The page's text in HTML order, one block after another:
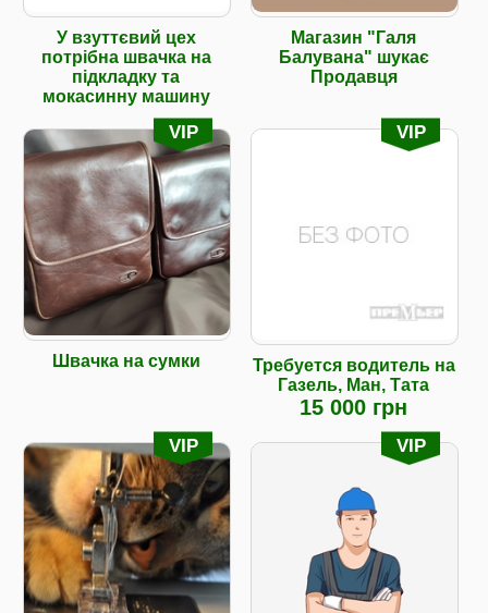
У взуттєвий цех
потрібна швачка на
підкладку та
мокасинну машину
Магазин "Галя
Балувана" шукає
Продавця
VIP
Швачка на сумки
VIP
Требуется водитель на
Газель, Ман, Тата
15 000 грн
VIP VIP